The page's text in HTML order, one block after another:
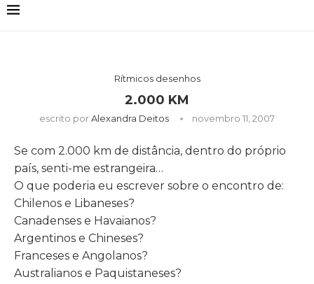
Rítmicos desenhos
2.000 KM
escrito porAlexandra Deitos novembro 11, 2007
Se com 2.000 km de distância, dentro do próprio
país, senti-me estrangeira…
O que poderia eu escrever sobre o encontro de:
Chilenos e Libaneses?
Canadenses e Havaianos?
Argentinos e Chineses?
Franceses e Angolanos?
Australianos e Paquistaneses?